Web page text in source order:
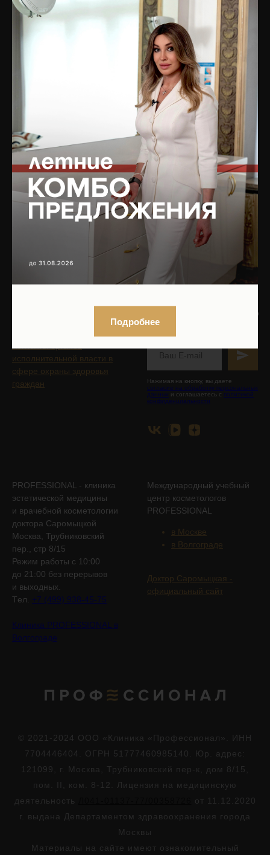
Лазерная косметология
Терапевтическая
косметология
Трихология
Гинекология
Эндокринология
Подобрать процедуру
Записаться на приём
Магазин
Цены
Отзывы
Специалисты
О клинике
Оборудование
Юридическая информация
Вакансии
Контакты
ИНФОРМАЦИЯ
Организационные
исполнительной власти в
сфере охраны здоровья
граждан
БУДЬТЕ В КУРСЕ ОБ
АКЦИЯХ!
ПОДПИШИТЕСЬ НА
РАССЫЛКУ,
ПРИСОЕДИНЯЙТЕСЬ
К НАМ В СОЦСЕТЯХ!
Нажимая на кнопку, вы даете
согласие на обработку персональных
данных и соглашаетесь с политикой
конфиденциальности
PROFESSIONAL - клиника
эстетической медицины
и врачебной косметологии
доктора Саромыцкой
Москва, Трубниковский
пер., стр 8/15
Режим работы с 10:00
до 21:00 без перерывов
и выходных.
Tел. +7 (499) 938-45-75
Клиника PROFESSIONAL в
Волгограде
Международный учебный
центр косметологов
PROFESSIONAL
в Москве
в Волгограде
Доктор Саромыцкая -
официальный сайт
© 2021-2024 ООО «Клиника «Профессионал». ИНН
7704446404. ОГРН 51777460985140. Юр. адрес:
121099, г. Москва, Трубниковский пер-к, дом 8/15,
пом. II, ком. 8-12. Лицензия на медицинскую
деятельность
от 11.12.2020
г. выдана Департаментом здравоохранения города
Москвы
Материалы на сайте имеют ознакомительный
Подробнее